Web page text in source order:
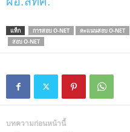
แท็ก การสอบ O-NET คะแนนสอบ O-NET
สอบ O-NET
บทความก่อนหน้านี้